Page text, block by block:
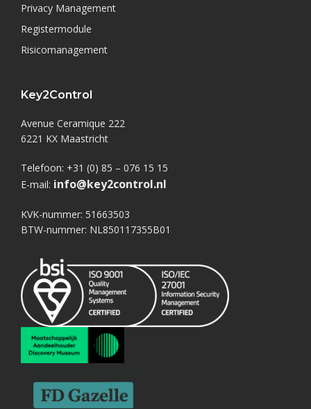
Privacy Management
Registermodule
Risicomanagement
Key2Control
Avenue Ceramique 222
6221 KX Maastricht
Telefoon: +31 (0) 85 – 076 15 15
E-mail: info@key2control.nl
KVK-nummer: 51663503
BTW-nummer: NL850117355B01